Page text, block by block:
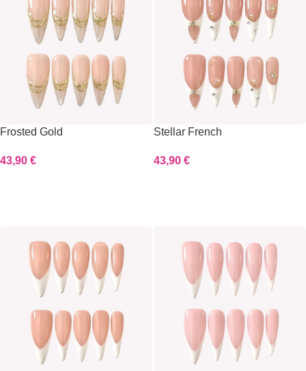
Frosted Gold
43,90 €
Stellar French
43,90 €